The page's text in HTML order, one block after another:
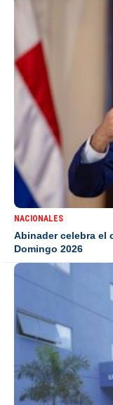
NACIONALES
Abinader celebra el
Domingo 2026